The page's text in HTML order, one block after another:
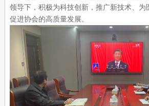
领导下，积极为科技创新，推广新技术、为
促进协会的高质量发展。